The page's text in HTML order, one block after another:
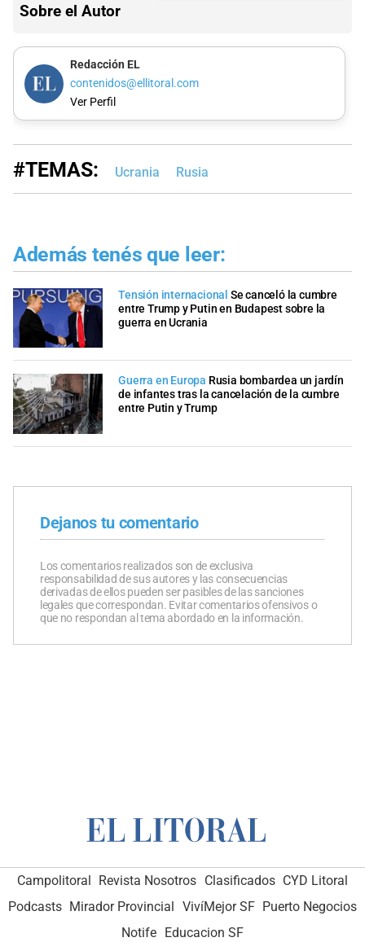
Sobre el Autor
Redacción EL
contenidos@ellitoral.com
Ver Perfil
#TEMAS: Ucrania Rusia
Además tenés que leer:
Tensión internacional Se canceló la cumbre
entre Trump y Putin en Budapest sobre la
guerra en Ucrania
Guerra en Europa Rusia bombardea un jardín
de infantes tras la cancelación de la cumbre
entre Putin y Trump
Dejanos tu comentario
Los comentarios realizados son de exclusiva
responsabilidad de sus autores y las consecuencias
derivadas de ellos pueden ser pasibles de las sanciones
legales que correspondan. Evitar comentarios ofensivos o
que no respondan al tema abordado en la información.
Campolitoral Revista Nosotros Clasificados CYD Litoral
Podcasts Mirador Provincial VivíMejor SF Puerto Negocios
Notife
Educacion SF